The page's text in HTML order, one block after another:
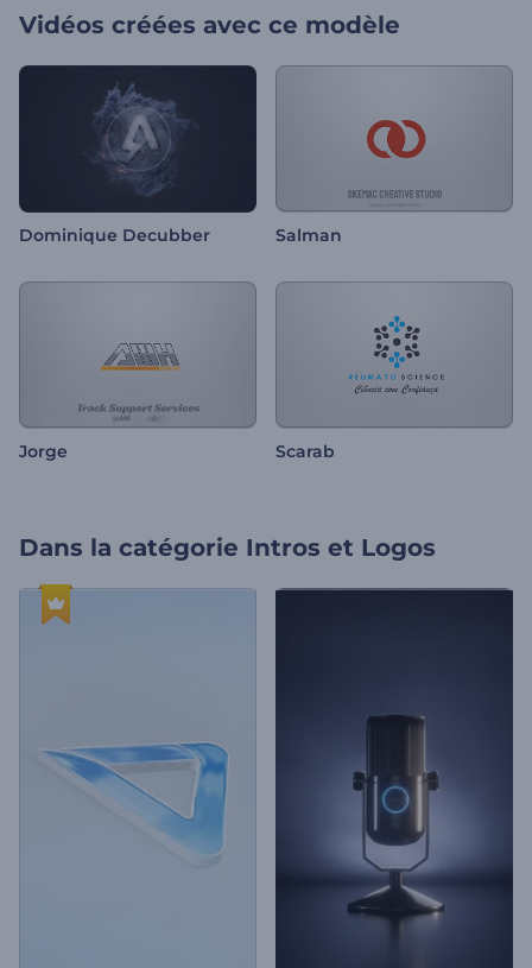
Vidéos créées avec ce modèle
Dominique Decubber Salman
Jorge Scarab
Dans la catégorie Intros et Logos